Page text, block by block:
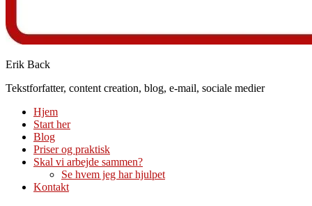
Erik Back
Tekstforfatter, content creation, blog, e-mail, sociale medier
Hjem
Start her
Blog
Priser og praktisk
Skal vi arbejde sammen?
Se hvem jeg har hjulpet
Kontakt